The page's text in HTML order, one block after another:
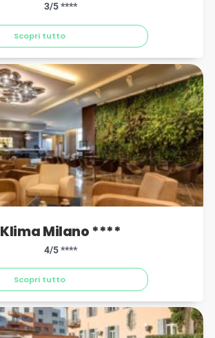
3/5 ****
Scopri tutto
Klima Milano ****
4/5 ****
Scopri tutto